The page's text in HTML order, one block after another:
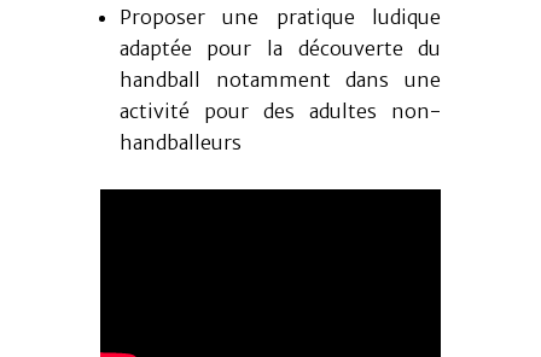
Proposer une pratique ludique
adaptée pour la découverte du
handball notamment dans une
activité pour des adultes non-
handballeurs